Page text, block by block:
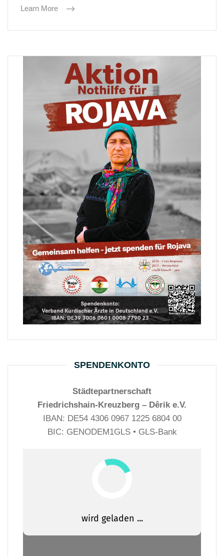
Learn More
SPENDENKONTO
Städtepartnerschaft
Friedrichshain-Kreuzberg – Dêrik e.V.
IBAN: DE54 4306 0967 1225 6804 00
BIC: GENODEM1GLS • GLS-Bank